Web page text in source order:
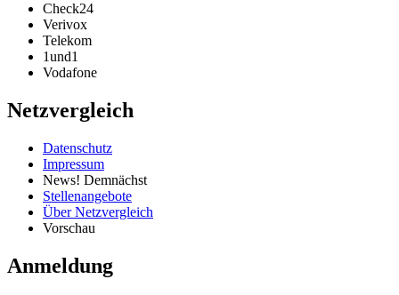
Check24
Verivox
Telekom
1und1
Vodafone
Netzvergleich
Datenschutz
Impressum
News! Demnächst
Stellenangebote
Über Netzvergleich
Vorschau
Anmeldung